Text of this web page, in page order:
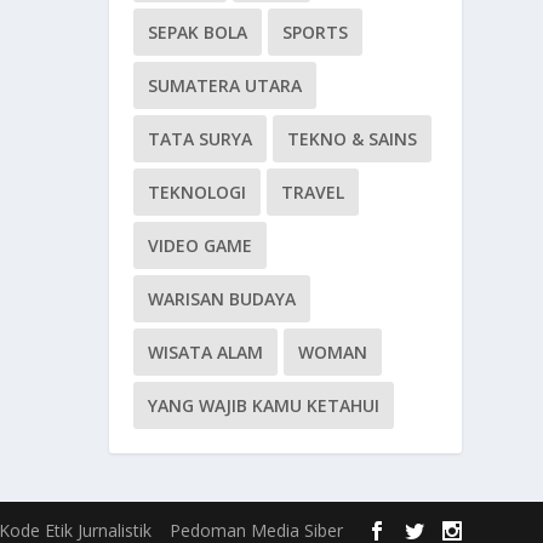
SEPAK BOLA SPORTS
SUMATERA UTARA
TATA SURYA TEKNO & SAINS
TEKNOLOGI TRAVEL
VIDEO GAME
WARISAN BUDAYA
WISATA ALAM WOMAN
YANG WAJIB KAMU KETAHUI
Kode Etik Jurnalistik Pedoman Media Siber